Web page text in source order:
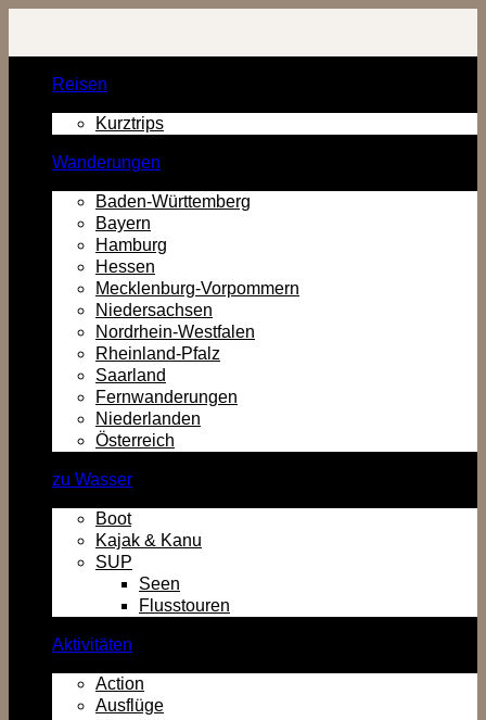
Inhalt
Reisen
Kurztrips
Wanderungen
Baden-Württemberg
Bayern
Hamburg
Hessen
Mecklenburg-Vorpommern
Niedersachsen
Nordrhein-Westfalen
Rheinland-Pfalz
Saarland
Fernwanderungen
Niederlanden
Österreich
zu Wasser
Boot
Kajak & Kanu
SUP
Seen
Flusstouren
Aktivitäten
Action
Ausflüge